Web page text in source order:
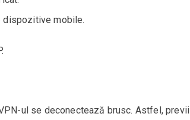
dispozitive mobile.
ul se deconectează brusc. Astfel, previi